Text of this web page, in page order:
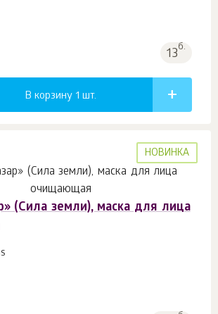
13б.
В корзину 1 шт.
НОВИНКА
(Сила земли), маска для лица